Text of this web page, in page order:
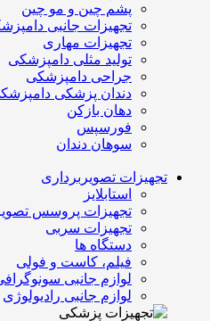
پشم چین و مو چین
تجهیزات جانبی
تجهیزات مهاری
تولید مثلی دامپزشکی
جراحی دامپزشکی
دندان پزشکی
دهان بازکن
فورسپس
سوهان دندان
تجهیزات تصویربرداری
استابلایز
تجهیزات پروسس
تجهیزات سربی
دستگاه ها
فیلم، کاست و فولی
لوازم جانبی
لوازم جانبی رادیولوژی